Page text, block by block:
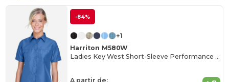
-84%
+1
Harriton M580W
Ladies Key West Short-Sleeve Performance Staff Shirt
A partir de: